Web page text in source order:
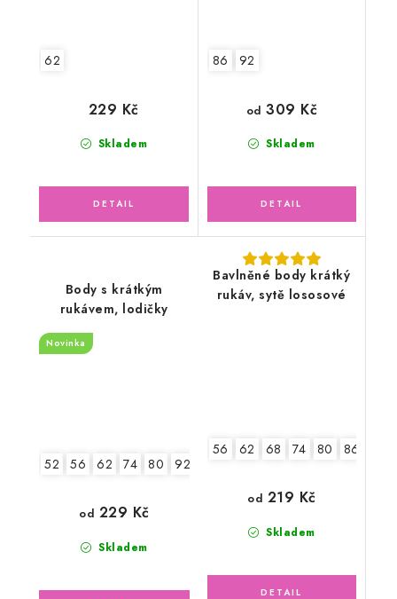
62
Skladem
229 Kč
86 92
Skladem
od 309 Kč
Body s krátkým
rukávem, lodičky
Novinka
52 56 62 74 80 92
Skladem
od 229 Kč
Bavlněné body krátký
rukáv, sytě lososové
56 62 68 74 80 86
Skladem
od 219 Kč